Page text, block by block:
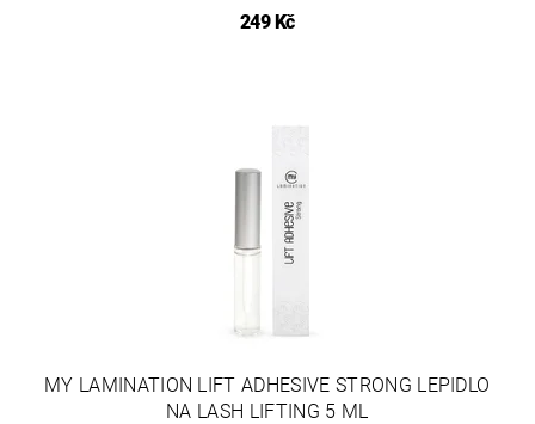
249 Kč
MY LAMINATION LIFT ADHESIVE STRONG LEPIDLO
NA LASH LIFTING 5 ML